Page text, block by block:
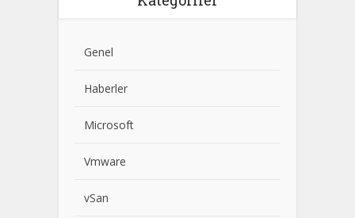
Genel
Haberler
Microsoft
Vmware
vSan